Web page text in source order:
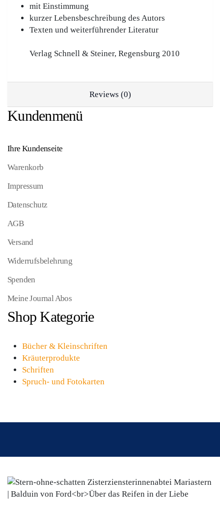
mit Einstimmung
kurzer Lebensbeschreibung des Autors
Texten und weiterführender Literatur
Verlag Schnell & Steiner, Regensburg 2010
Reviews (0)
Kundenmenü
Ihre Kundenseite
Warenkorb
Impressum
Datenschutz
AGB
Versand
Widerrufsbelehrung
Spenden
Meine Journal Abos
Shop Kategorie
Bücher & Kleinschriften
Kräuterprodukte
Schriften
Spruch- und Fotokarten